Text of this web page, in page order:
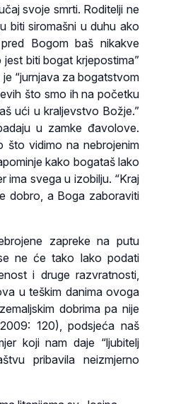
svoje smrti. Roditelji ne
biti siromašni u duhu ako
Bogom baš nikakve
biti bogat krjepostima”
“jurnjava za bogatstvom
što smo ih na početku
ući u kraljevstvo Božje.”
u zamke đavolove.
što vidimo na nebrojenim
kako bogataš lako
ima svega u izobilju. “Kraj
dobro, a Boga zaboraviti
zapreke na putu
ne će tako lako podati
i druge razvratnosti,
u teškim danima ovoga
dobrima pa nije
120), podsjeća naš
koji nam daje “ljubitelj
pribavila neizmjerno